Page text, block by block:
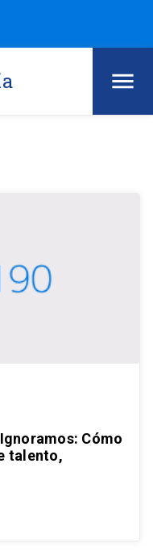
Cómo
talento,